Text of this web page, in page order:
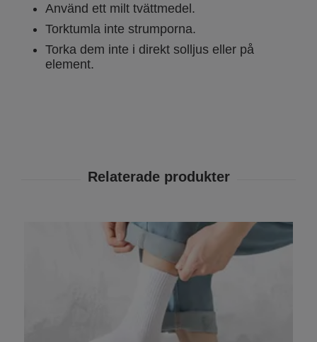
Använd ett milt tvättmedel.
Torktumla inte strumporna.
Torka dem inte i direkt solljus eller på
element.